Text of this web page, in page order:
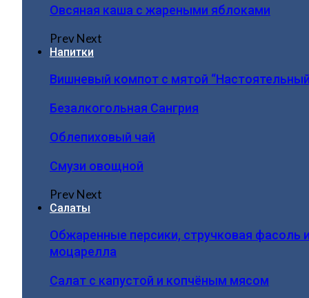
Овсяная каша с жареными яблоками
PrevNext
Напитки
Вишневый компот с мятой
Безалкогольная Сангрия
Облепиховый чай
Смузи овощной
PrevNext
Салаты
Обжаренные персики, стручковая фасоль
моцарелла
Салат с капустой и копчёным мясом